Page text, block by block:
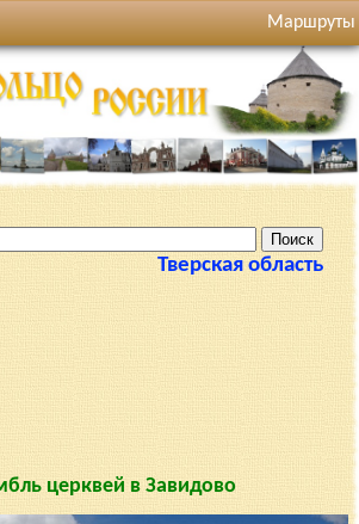
Маршруты
Тверская область
церквей в Завидово